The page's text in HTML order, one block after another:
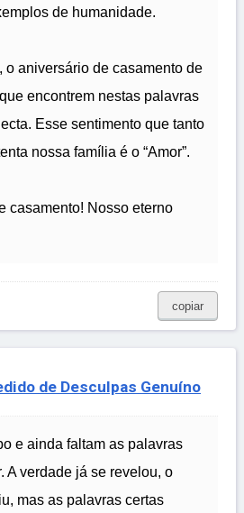
de humanidade.
o aniversário de casamento de
encontrem nestas palavras
Esse sentimento que tanto
nossa família é o “Amor”.
casamento! Nosso eterno
copiar
de Desculpas Genuíno
e ainda faltam as palavras
A verdade já se revelou, o
mas as palavras certas